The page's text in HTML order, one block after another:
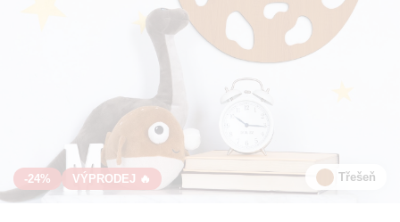
-24% VÝPRODEJ 🔥 Třešeň